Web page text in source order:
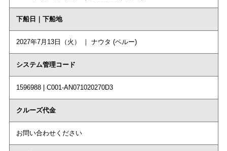
下船日｜下船地
2027年7月13日（火） ｜ ナウタ (ペルー)
システム管理コード
1596988 | C001-AN071020270D3
クルーズ代金
お問い合わせください